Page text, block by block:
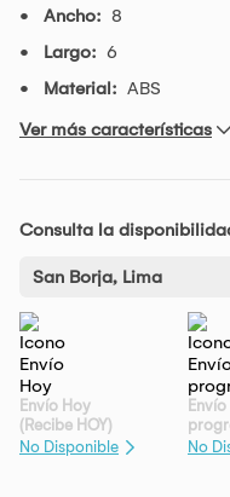
Ancho: 8
Largo: 6
Material: ABS
Ver más características
Consulta la
San Borja, Lima
Envío Hoy
(Recibe HOY)
No Disponible
Envío
No